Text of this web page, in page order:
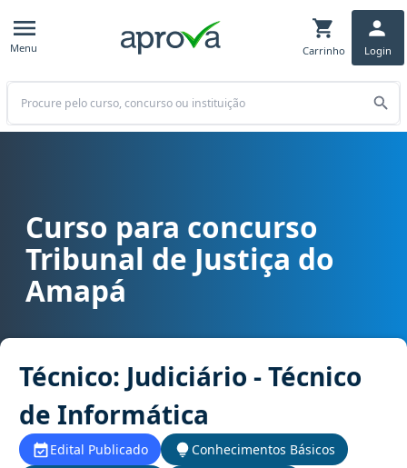
Menu Carrinho Login
Buscar
Curso para concurso TJ AP - Tribunal de Justiça do Amapá cargo
Curso para concurso
Tribunal de Justiça do
Amapá
Técnico: Judiciário - Técnico
de Informática
Edital Publicado
Conhecimentos Básicos